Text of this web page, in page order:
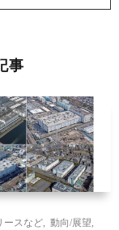
事
ースなど
動向/展望